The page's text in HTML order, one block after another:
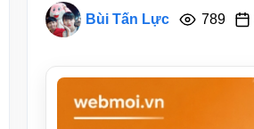
Bùi Tấn Lực 789